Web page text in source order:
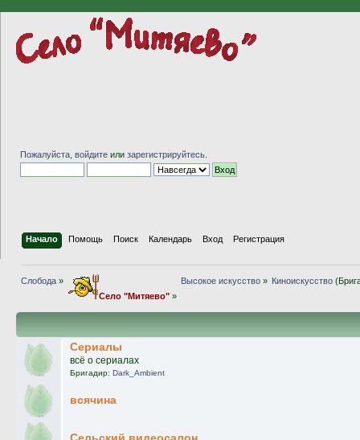
Пожалуйста, войдите или зарегистрируйтесь
Начало Помощь Поиск Календарь Вход Регистрация
Слобода »
Село "Митяево"»
Высокое искусство» Киноискусство
Сериалы
всё о сериалах
Бригадир: Dark_Ambient
всячина